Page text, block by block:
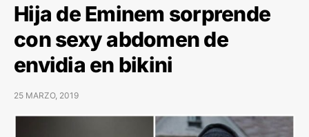
Hija de Eminem sorprende
con sexy abdomen de
envidia en bikini
25 MARZO, 2019